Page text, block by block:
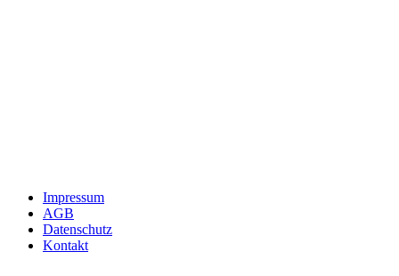
Impressum
AGB
Datenschutz
Kontakt